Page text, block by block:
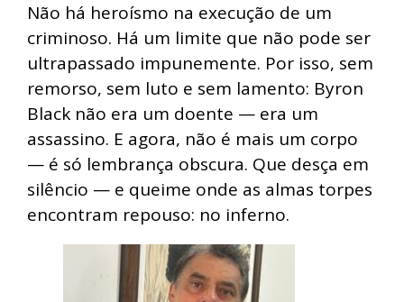
Não há heroísmo na execução de um
criminoso. Há um limite que não pode ser
ultrapassado impunemente. Por isso, sem
remorso, sem luto e sem lamento: Byron
Black não era um doente — era um
assassino. E agora, não é mais um corpo
— é só lembrança obscura. Que desça em
silêncio — e queime onde as almas torpes
encontram repouso: no inferno.